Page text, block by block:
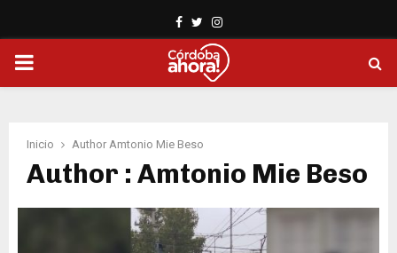
Facebook
TwitterInstagram
PRIMARY
Inicio Author Amtonio Mie Beso
Author : Amtonio Mie Beso